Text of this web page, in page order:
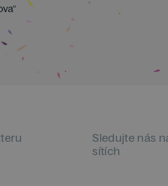
Sledujte nás
sítích